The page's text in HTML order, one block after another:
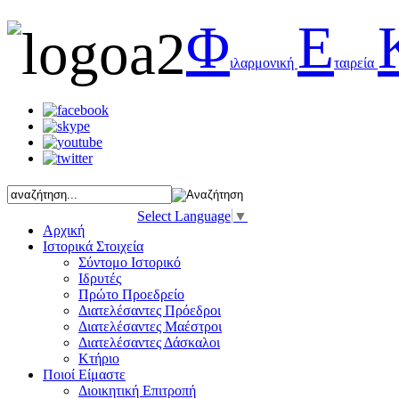
Φιλαρμονική Εταιρεία
Select Language ▼
Αρχική
Ιστορικά Στοιχεία
Σύντομο Ιστορικό
Ιδρυτές
Πρώτο Προεδρείο
Διατελέσαντες Πρόεδροι
Διατελέσαντες Μαέστροι
Διατελέσαντες Δάσκαλοι
Κτήριο
Ποιοί Είμαστε
Διοικητική Επιτροπή